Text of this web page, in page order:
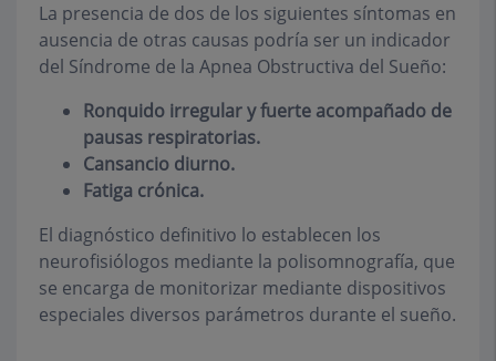
La presencia de dos de los siguientes síntomas en
ausencia de otras causas podría ser un indicador
del Síndrome de la Apnea Obstructiva del Sueño:
Ronquido irregular y fuerte acompañado de
pausas respiratorias.
Cansancio diurno.
Fatiga crónica.
El diagnóstico definitivo lo establecen los
neurofisiólogos mediante la polisomnografía, que
se encarga de monitorizar mediante dispositivos
especiales diversos parámetros durante el sueño.